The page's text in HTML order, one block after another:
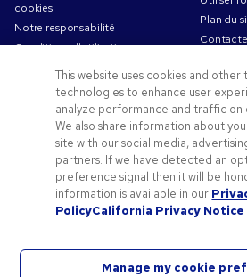
cookies
Notre responsabilité
Conditions d'utilisation
Conditions générales de vente
Travailler chez Pens.com
Offres et ressources
Codes promo & coupons
Objets publicitaires
Conseils de création
Plan du
This website uses cookies and other
technologies to enhance user
analyze performance and traffic on
We also share information about
site with our social media,
partners. If we have detected an
preference signal then it will be
information is available in our
PolicyCalifornia Privacy Notice
Manage my cookie